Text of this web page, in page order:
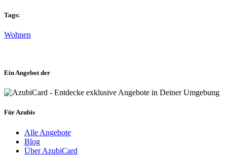
Tags:
Wohnen
Ein Angebot der
Für Azubis
Alle Angebote
Blog
Über AzubiCard